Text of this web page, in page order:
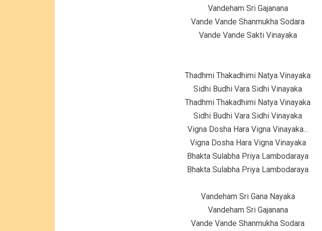
Vandeham Sri Gajanana
Vande Vande Shanmukha Sodara
Vande Vande Sakti Vinayaka
Thadhmi Thakadhimi Natya Vinayaka
Sidhi Budhi Vara Sidhi Vinayaka
Thadhmi Thakadhimi Natya Vinayaka
Sidhi Budhi Vara Sidhi Vinayaka
Vigna Dosha Hara Vigna Vinayaka...
Vigna Dosha Hara Vigna Vinayaka
Bhakta Sulabha Priya Lambodaraya
Bhakta Sulabha Priya Lambodaraya
Vandeham Sri Gana Nayaka
Vandeham Sri Gajanana
Vande Vande Shanmukha Sodara